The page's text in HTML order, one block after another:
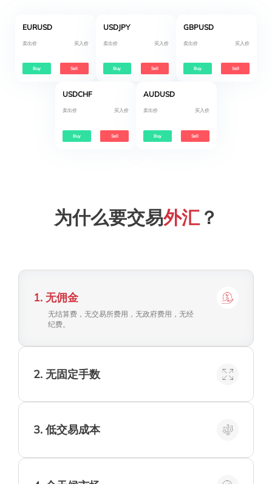
EURUSD
卖出价 买入价
Buy Sell
USDJPY
卖出价 买入价
Buy Sell
GBPUSD
卖出价 买入价
Buy Sell
USDCHF
卖出价 买入价
Buy Sell
AUDUSD
卖出价 买入价
Buy Sell
为什么要交易外汇？
1. 无佣金
无结算费，无交易所费用，无政府费用，无经
纪费。
2. 无固定手数
小。这使得交易者可以开设仅为1,000组织的
3. 低交易成本
差）通常低于0.1%